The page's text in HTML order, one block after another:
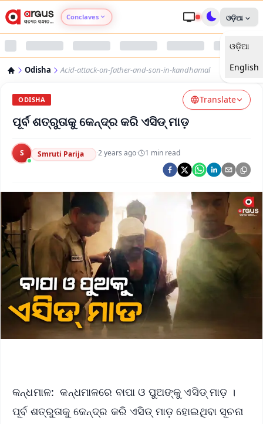
Conclaves
Argus Nari Shakti
Argus Swaad Odisha
Argus Chalo Dekhein Apna Desh
ଓଡ଼ିଆ
ଓଡ଼ିଆ
English
Odisha Acid-attack-on-father-and-son-in-kandhamal
ODISHA Translate
ପୂର୍ବ ଶତ୍ରୁତାକୁ କେନ୍ଦ୍ର କରି ଏସିଡ୍ ମାଡ଼
S Smruti Parija ·2 years ago· 1 min read
କନ୍ଧମାଳ: କନ୍ଧମାଳରେ ବାପା ଓ ପୁଅଙ୍କୁ ଏସିଡ୍ ମାଡ଼ ।
ପୂର୍ବ ଶତ୍ରୁତାକୁ କେନ୍ଦ୍ର କରି ଏସିଡ୍ ମାଡ଼ ହୋଇଥିବା ସୂଚନା